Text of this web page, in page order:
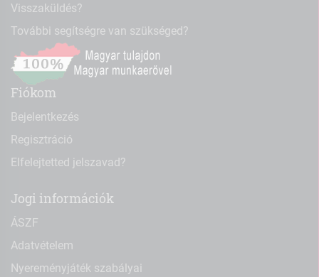
Visszaküldés?
További segítségre van szükséged?
Fiókom
Bejelentkezés
Regisztráció
Elfelejtetted jelszavad?
Jogi információk
ÁSZF
Adatvételem
Nyereményjáték szabályai